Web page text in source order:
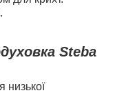
Steba
низької